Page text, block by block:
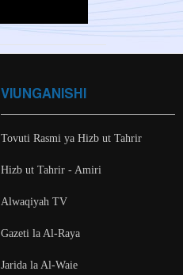
VIUNGANISHI
Tovuti Rasmi ya Hizb ut Tahrir
Hizb ut Tahrir - Amiri
Alwaqiyah TV
Gazeti la Al-Raya
Jarida la Al-Waie